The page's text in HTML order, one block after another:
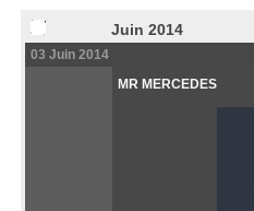
Juin 2014
03 Juin 2014
MR MERCEDES